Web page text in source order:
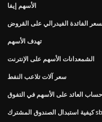
الأسهم إيفا
الفائدة الفيدرالي على القروض
تهدف الأسهم
الشمعدانات الأسهم على الإنترنت
سعر آلات تلاعب النفط
حساب العائد على الأسهم في التفوق